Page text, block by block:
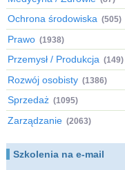
Ochrona środowiska (505)
Prawo (1938)
Przemysł / Produkcja (149)
Rozwój osobisty (1386)
Sprzedaż (1095)
Zarządzanie (2063)
Szkolenia na e-mail